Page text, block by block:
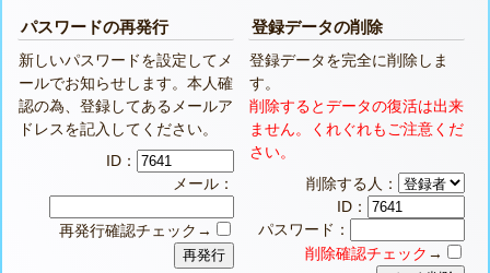
パスワードの再発行
新しいパスワードを設定してメ
ールでお知らせします。本人確
認の為、登録してあるメールア
ドレスを記入してください。
ID：
メール：
再発行確認チェック→
登録データの削除
登録データを完全に削除しま
す。
削除するとデータの復活は出来
ません。くれぐれもご注意くだ
さい。
削除する人：
ID：
パスワード：
削除確認チェック →